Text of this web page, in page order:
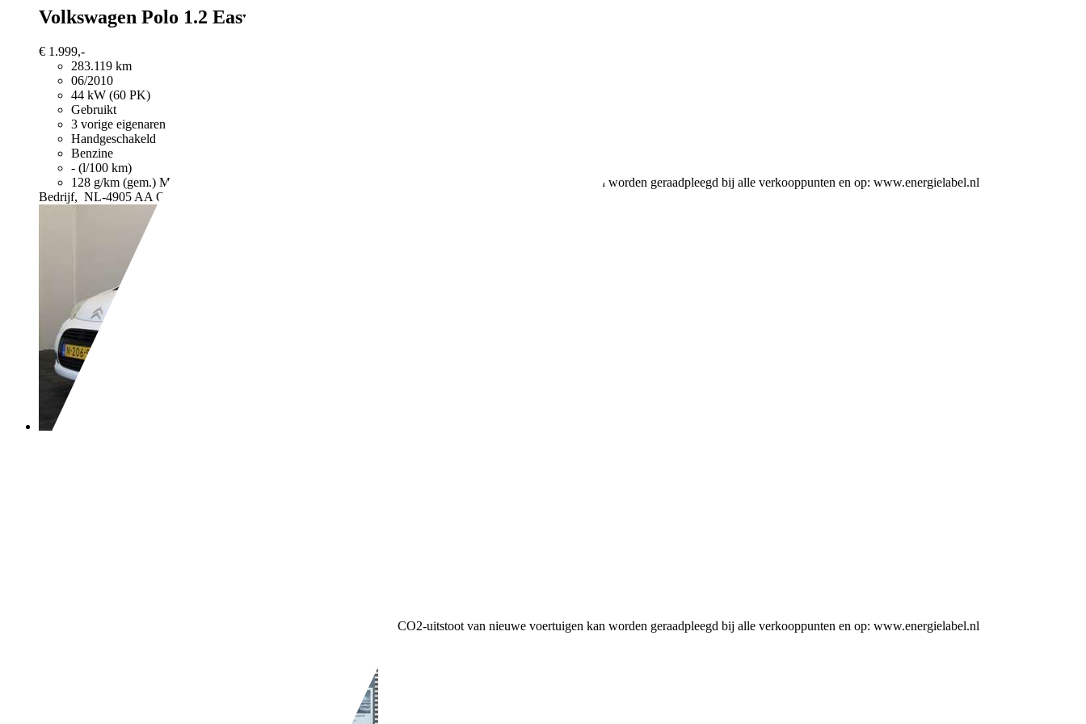
Volkswagen Polo 1.2 Easyline Zie tekst!
€ 1.999,-
283.119 km
06/2010
44 kW (60 PK)
Gebruikt
3 vorige eigenaren
Handgeschakeld
Benzine
- (l/100 km)
128 g/km (gem.) Meer informatie over het brandstofverbruik en CO2-uitstoot van nieuwe voertuigen kan worden geraadpleegd bij alle verkooppunten en op: www.energielabel.nl
Bedrijf, NL-4905 AA OOSTERHOUT
Meer informatie over het brandstofverbruik en CO2-uitstoot van nieuwe voertuigen kan worden geraadpleegd bij alle verkooppunten en op: www.energielabel.nl